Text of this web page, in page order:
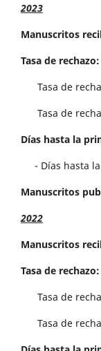
2023
Manuscritos
Tasa de rechazo:
Tasa de
Tasa de
Días hasta la
- Días hasta la
Manuscritos
2022
Manuscritos
Tasa de rechazo:
Tasa de
Tasa de